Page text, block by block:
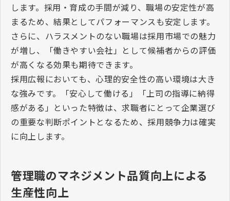
します。採用・育成の手間が減り、職場の安定性が高
まるため、結果としてパフォーマンスも安定します。
さらに、ハラスメントのない職場は採用市場での魅力
が増し、「働きやすい会社」として候補者からの評価
が高くなる効果も期待できます。
採用広報においても、心理的安全性の高い環境は大き
な強みです。「安心して働ける」「上司の指導に納得
感がある」といった特徴は、求職者にとって企業選び
の重要な判断ポイントとなるため、採用競争力は確実
に向上します。
管理職のマネジメント品質向上による
生産性向上